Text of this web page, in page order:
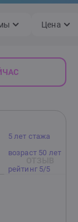
Цена
5 лет стажа
возраст 50 лет
рейтинг 5/5